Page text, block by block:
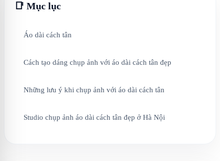
📑 Mục lục
Áo dài cách tân
Cách tạo dáng chụp ảnh với áo dài cách tân đẹp
Những lưu ý khi chụp ảnh với áo dài cách tân
Studio chụp ảnh áo dài cách tân đẹp ở Hà Nội